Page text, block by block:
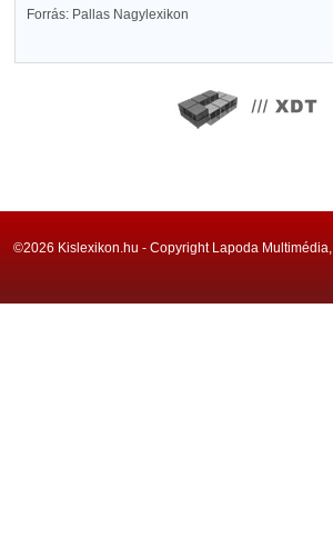
Forrás: Pallas Nagylexikon
©2026 Kislexikon.hu - Copyright Lapoda